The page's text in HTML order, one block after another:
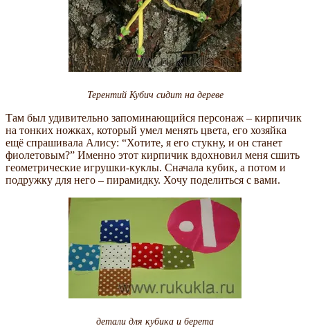
Терентий Кубич сидит на дереве
Там был удивительно запоминающийся персонаж – кирпичик
на тонких ножках, который умел менять цвета, его хозяйка
ещё спрашивала Алису: “Хотите, я его стукну, и он станет
фиолетовым?” Именно этот кирпичик вдохновил меня сшить
геометрические игрушки-куклы. Сначала кубик, а потом и
подружку для него – пирамидку. Хочу поделиться с вами.
детали для кубика и берета